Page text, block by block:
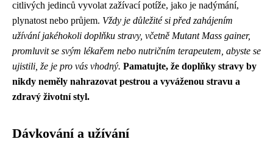
citlivých jedinců vyvolat zažívací potíže, jako je nadýmání,
plynatost nebo průjem. Vždy je důležité si před zahájením
užívání jakéhokoli doplňku stravy, včetně Mutant Mass gainer,
promluvit se svým lékařem nebo nutričním terapeutem, abyste se
ujistili, že je pro vás vhodný. Pamatujte, že doplňky stravy by
nikdy neměly nahrazovat pestrou a vyváženou stravu a
zdravý životní styl.
Dávkování a užívání